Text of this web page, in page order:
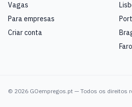
Vagas
Para empresas
Criar conta
© 2026 GOempregos.pt — Todos os direitos